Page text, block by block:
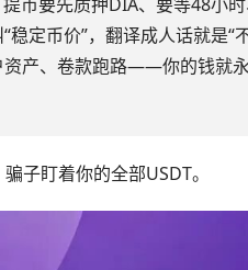
稳定币价”，翻译成人话就是
产、卷款跑路——你的钱就永
子盯着你的全部USDT。